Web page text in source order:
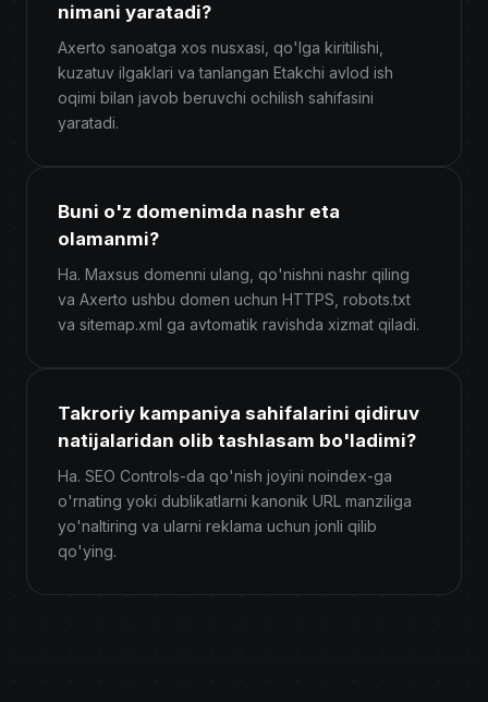
nimani yaratadi?
Axerto sanoatga xos nusxasi, qo'lga kiritilishi,
kuzatuv ilgaklari va tanlangan Etakchi avlod ish
oqimi bilan javob beruvchi ochilish sahifasini
yaratadi.
Buni o'z domenimda nashr eta
olamanmi?
Ha. Maxsus domenni ulang, qo'nishni nashr qiling
va Axerto ushbu domen uchun HTTPS, robots.txt
va sitemap.xml ga avtomatik ravishda xizmat qiladi.
Takroriy kampaniya sahifalarini qidiruv
natijalaridan olib tashlasam bo'ladimi?
Ha. SEO Controls-da qo'nish joyini noindex-ga
o'rnating yoki dublikatlarni kanonik URL manziliga
yo'naltiring va ularni reklama uchun jonli qilib
qo'ying.